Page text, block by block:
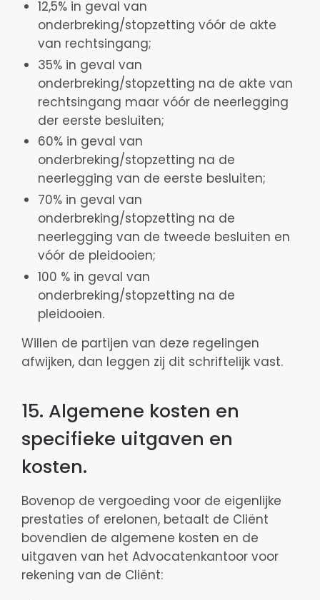
12,5% in geval van
onderbreking/stopzetting vóór de akte
van rechtsingang;
35% in geval van
onderbreking/stopzetting na de akte van
rechtsingang maar vóór de neerlegging
der eerste besluiten;
60% in geval van
onderbreking/stopzetting na de
neerlegging van de eerste besluiten;
70% in geval van
onderbreking/stopzetting na de
neerlegging van de tweede besluiten en
vóór de pleidooien;
100 % in geval van
onderbreking/stopzetting na de
pleidooien.
Willen de partijen van deze regelingen
afwijken, dan leggen zij dit schriftelijk vast.
15. Algemene kosten en
specifieke uitgaven en
kosten.
Bovenop de vergoeding voor de eigenlijke
prestaties of erelonen, betaalt de Cliënt
bovendien de algemene kosten en de
uitgaven van het Advocatenkantoor voor
rekening van de Cliënt: